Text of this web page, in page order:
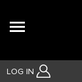
LOG IN